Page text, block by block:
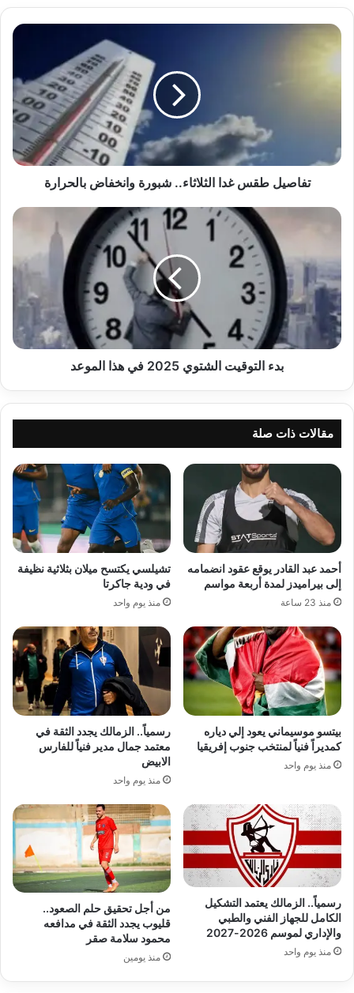
تفاصيل
طقس
الثلاثاء..
تفاصيل طقس غدا الثلاثاء.. شبورة وانخفاض بالحرارة
بدء
2025
في
هذا
الموعد
بدء التوقيت الشتوي 2025 في هذا الموعد
مقالات ذات صلة
أحمد عبد القادر يوقع عقود انضمامه
إلى بيراميدز لمدة أربعة مواسم
منذ 23 ساعة
تشيلسي يكتسح ميلان بثلاثية نظيفة
في ودية جاكرتا
منذ يوم واحد
بيتسو موسيماني يعود إلي دياره
كمديراً فنياً لمنتخب جنوب إفريقيا
منذ يوم واحد
رسمياً.. الزمالك يجدد الثقة في
معتمد جمال مدير فنياً للفارس
الابيض
منذ يوم واحد
رسمياً.. الزمالك يعتمد التشكيل
الكامل للجهاز الفني والطبي
والإداري لموسم 2026-2027
منذ يوم واحد
من أجل تحقيق حلم الصعود..
قليوب يجدد الثقة في مدافعه
محمود سلامة صقر
منذ يومين